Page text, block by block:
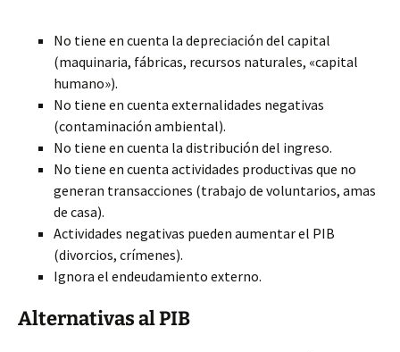
No tiene en cuenta la depreciación del capital
(maquinaria, fábricas, recursos naturales, «capital
humano»).
No tiene en cuenta externalidades negativas
(contaminación ambiental).
No tiene en cuenta la distribución del ingreso.
No tiene en cuenta actividades productivas que no
generan transacciones (trabajo de voluntarios, amas
de casa).
Actividades negativas pueden aumentar el PIB
(divorcios, crímenes).
Ignora el endeudamiento externo.
Alternativas al PIB